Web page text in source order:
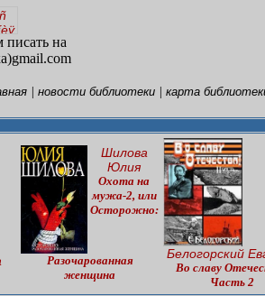
писать на
| новости библиотеки| карта
Шилова
Юлия
Охота на
мужа-2, или
Осторожно:
Разочарованная
женщина
Белогорский
Во славу
Часть 2